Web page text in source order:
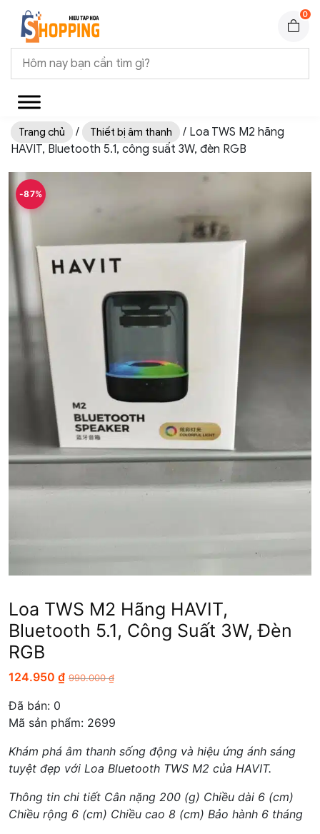
0
Trang chủ / Thiết bị âm thanh
/ Loa TWS M2 hãng
HAVIT, Bluetooth 5.1, công suất 3W, đèn RGB
-87%
Loa TWS M2 Hãng HAVIT,
Bluetooth 5.1, Công Suất 3W, Đèn
RGB
124.950 ₫ 990.000₫
Đã bán: 0
Mã sản phẩm: 2699
Khám phá âm thanh sống động và hiệu ứng ánh sáng
tuyệt đẹp với Loa Bluetooth TWS M2 của HAVIT.
Thông tin chi tiết Cân nặng 200 (g) Chiều dài 6 (cm)
Chiều rộng 6 (cm) Chiều cao 8 (cm) Bảo hành 6 tháng